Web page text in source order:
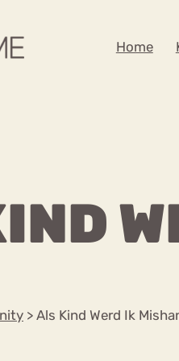
Home
> Als Kind Werd Ik
JE